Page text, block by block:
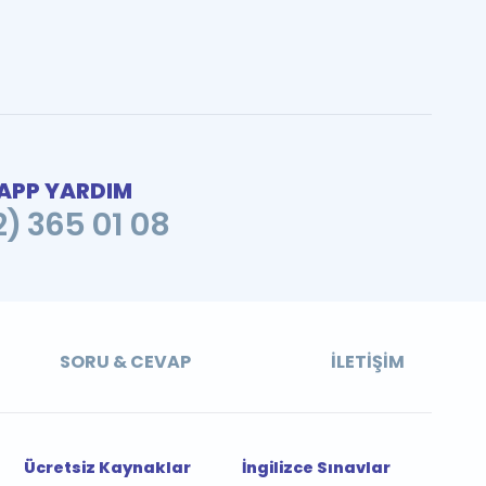
YARDIM
365 01 08
SORU & CEVAP İLETIŞIM
Ücretsiz Kaynaklar İngilizce Sınavlar